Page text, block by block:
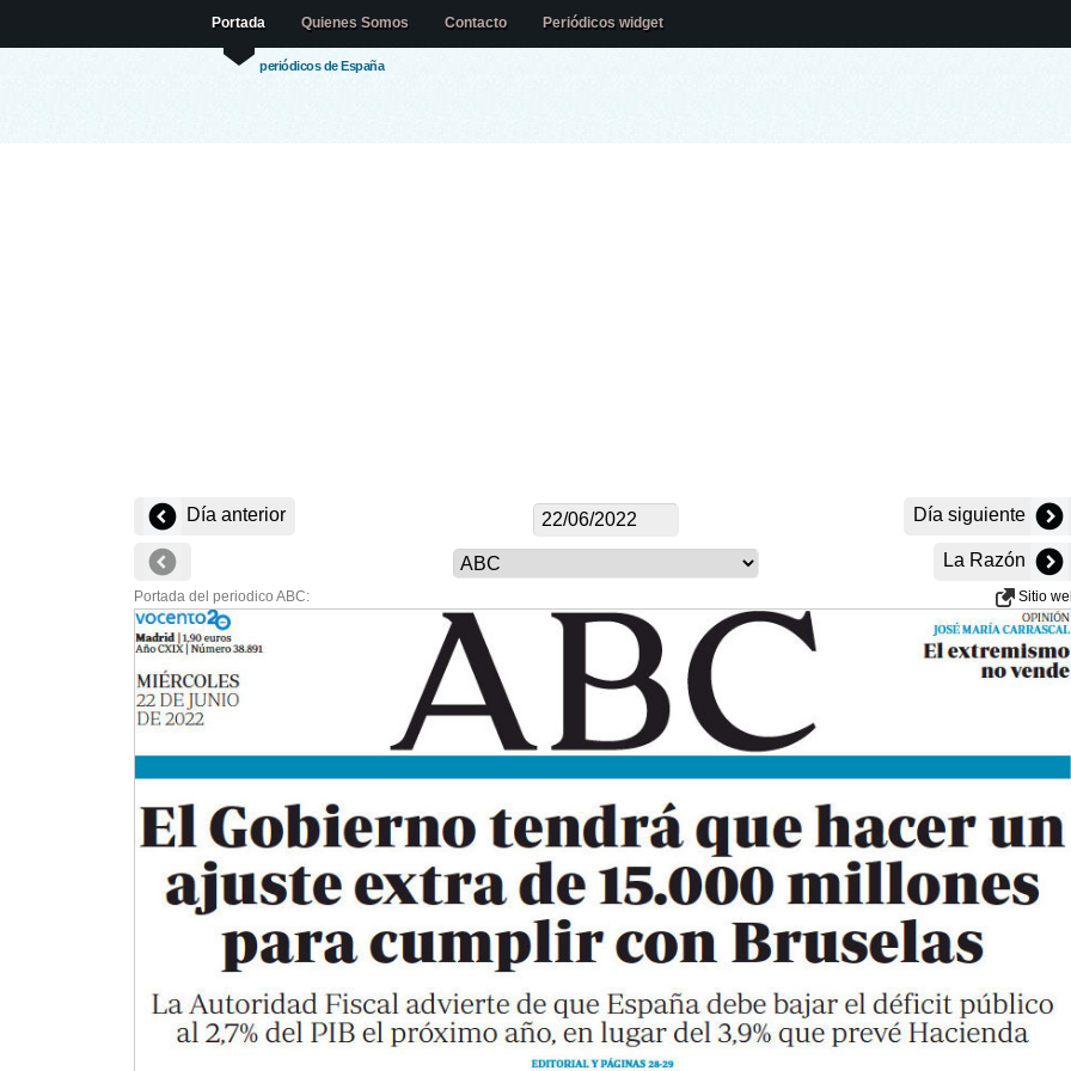
periódicos de España
Portada Quienes Somos Contacto Periódicos widget
Día anterior Día siguiente
La Razón
Portada del periodico ABC: Sitio